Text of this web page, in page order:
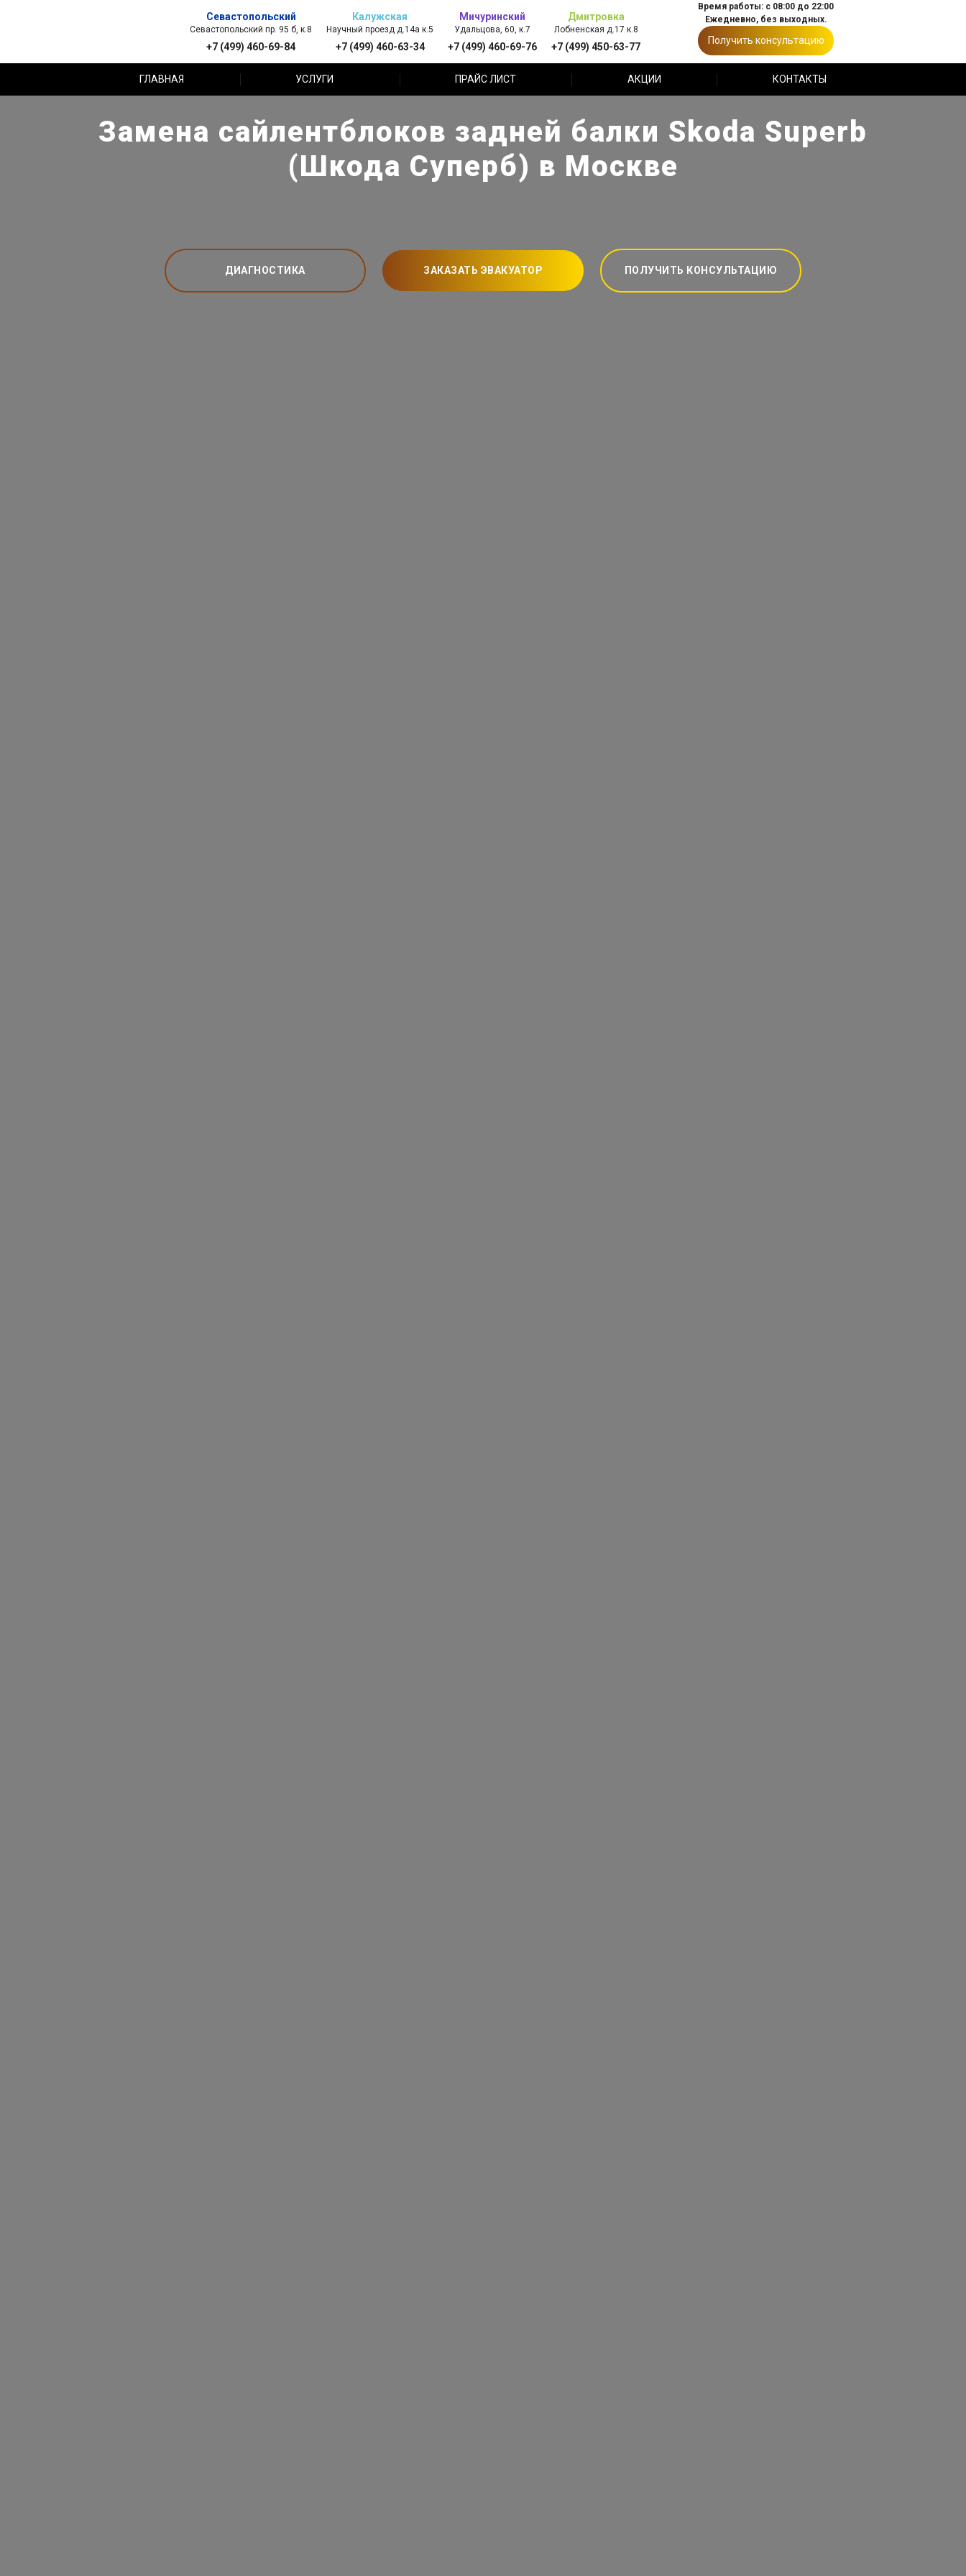
Севастопольский
Севастопольский пр. 95 б, к.8
+7 (499) 460-69-84
Калужская
Научный проезд д.14а к.5
+7 (499) 460-63-34
Мичуринский
Удальцова, 60, к.7
+7 (499) 460-69-76
Дмитровка
Лобненская д.17 к.8
+7 (499) 450-63-77
Время работы: с 08:00 до 22:00
Ежедневно, без выходных.
Получить консультацию
ГЛАВНАЯ УСЛУГИ ПРАЙС ЛИСТ АКЦИИ КОНТАКТЫ
Замена сайлентблоков задней балки Skoda Superb
(Шкода Суперб) в Москве
ДИАГНОСТИКА ЗАКАЗАТЬ ЭВАКУАТОР ПОЛУЧИТЬ КОНСУЛЬТАЦИЮ